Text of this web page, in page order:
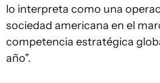
lo interpreta como una
sociedad americana en el
competencia estratégica
año".